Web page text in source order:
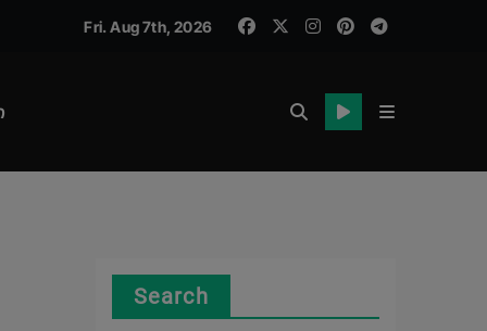
მონაცემები
Fri. Aug 7th, 2026
Search